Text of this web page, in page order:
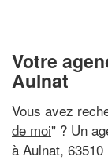
Votre
Aulnat
Vous avez
de moi" ? Un
à Aulnat,